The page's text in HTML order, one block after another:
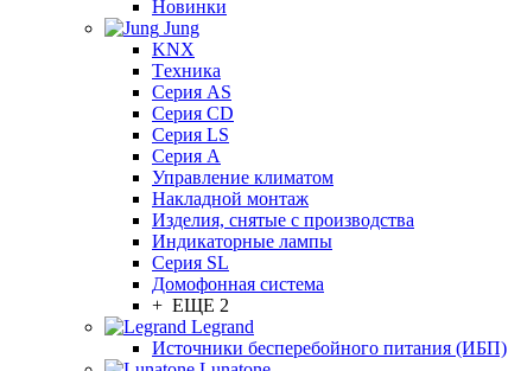
Новинки
Jung
KNX
Tехника
Серия AS
Серия CD
Серия LS
Серия A
Управление климатом
Накладной монтаж
Изделия, снятые с производства
Индикаторные лампы
Серия SL
Домофонная система
+ ЕЩЕ 2
Legrand
Источники бесперебойного питания (ИБП)